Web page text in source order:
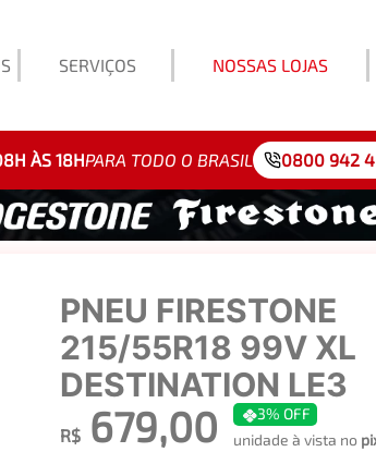
SERVIÇOS NOSSAS LOJAS
ÀS 18HPARA TODO O BRASIL 0800 942
PNEU FIRESTONE
215/55R18 99V XL
DESTINATION LE3
R$ 679,00 3% OFF
unidade à vista no